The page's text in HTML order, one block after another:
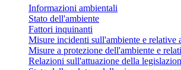
Informazioni ambientali
Stato dell'ambiente
Fattori inquinanti
Misure incidenti sull'ambiente e relative
Misure a protezione dell'ambiente e
Relazioni sull'attuazione della